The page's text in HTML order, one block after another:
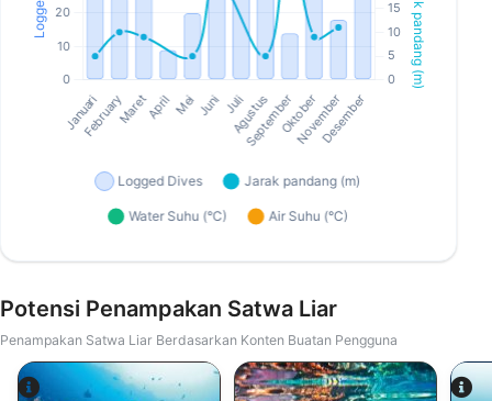
Potensi Penampakan Satwa Liar
Penampakan Satwa Liar Berdasarkan Konten Buatan Pengguna